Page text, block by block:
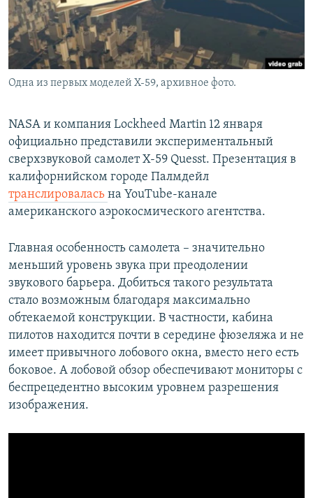
Одна из первых моделей Х-59, архивное фото.
NASA и компания Lockheed Martin 12 января
официально представили экспериментальный
сверхзвуковой самолет X-59 Quesst. Презентация в
калифорнийском городе Палмдейл
транслировалась на YouTube-канале
американского аэрокосмического агентства.
Главная особенность самолета – значительно
меньший уровень звука при преодолении
звукового барьера. Добиться такого результата
стало возможным благодаря максимально
обтекаемой конструкции. В частности, кабина
пилотов находится почти в середине фюзеляжа и не
имеет привычного лобового окна, вместо него есть
боковое. А лобовой обзор обеспечивают мониторы с
беспрецедентно высоким уровнем разрешения
изображения.